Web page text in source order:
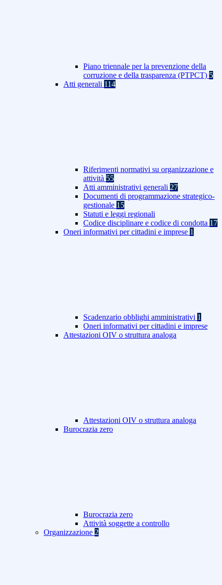
Piano triennale per la prevenzione della
corruzione e della trasparenza (PTPCT) 5
Atti generali 114
Riferimenti normativi su organizzazione e
attività 55
Atti amministrativi generali 27
Documenti di programmazione strategico-
gestionale 15
Statuti e leggi regionali
Codice disciplinare e codice di condotta 17
Oneri informativi per cittadini e imprese 1
Scadenzario obblighi amministrativi 1
Oneri informativi per cittadini e imprese
Attestazioni OIV o struttura analoga
Attestazioni OIV o struttura analoga
Burocrazia zero
Burocrazia zero
Attività soggette a controllo
Organizzazione 2